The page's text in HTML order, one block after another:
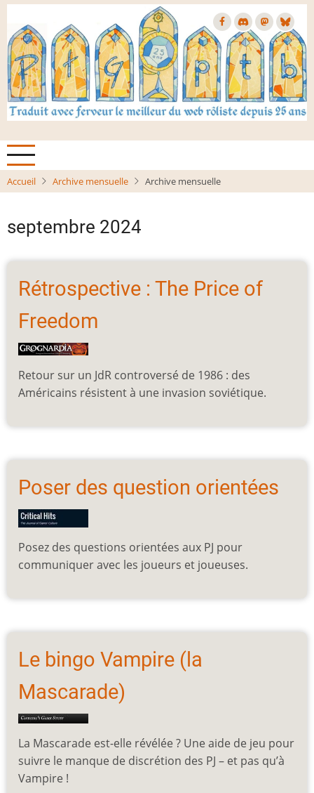
Aller
contenu
principal
Accueil Archive mensuelle Archive mensuelle
septembre 2024
Rétrospective : The Price of
Freedom
Retour sur un JdR controversé de 1986 : des
Américains résistent à une invasion soviétique.
Poser des question orientées
Posez des questions orientées aux PJ pour
communiquer avec les joueurs et joueuses.
Le bingo Vampire (la
Mascarade)
La Mascarade est-elle révélée ? Une aide de jeu pour
suivre le manque de discrétion des PJ – et pas qu’à
Vampire !